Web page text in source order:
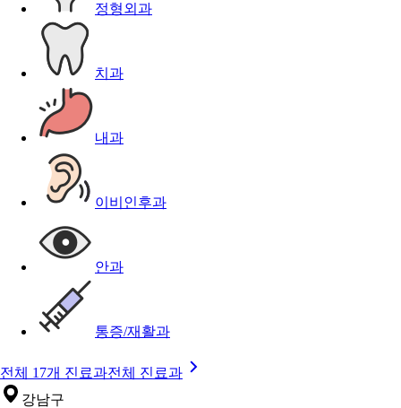
정형외과
치과
내과
이비인후과
안과
통증/재활과
전체 17개 진료과전체 진료과
강남구